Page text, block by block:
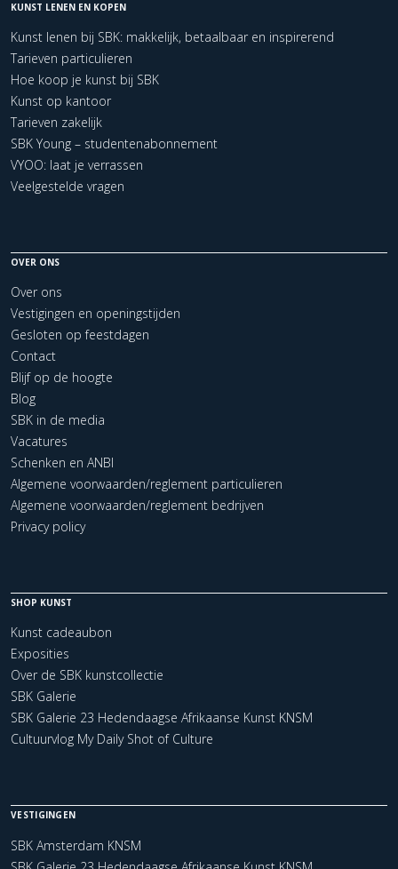
KUNST LENEN EN KOPEN
Kunst lenen bij SBK: makkelijk, betaalbaar en inspirerend
Tarieven particulieren
Hoe koop je kunst bij SBK
Kunst op kantoor
Tarieven zakelijk
SBK Young – studentenabonnement
VYOO: laat je verrassen
Veelgestelde vragen
OVER ONS
Over ons
Vestigingen en openingstijden
Gesloten op feestdagen
Contact
Blijf op de hoogte
Blog
SBK in de media
Vacatures
Schenken en ANBI
Algemene voorwaarden/reglement particulieren
Algemene voorwaarden/reglement bedrijven
Privacy policy
SHOP KUNST
Kunst cadeaubon
Exposities
Over de SBK kunstcollectie
SBK Galerie
SBK Galerie 23 Hedendaagse Afrikaanse Kunst KNSM
Cultuurvlog My Daily Shot of Culture
VESTIGINGEN
SBK Amsterdam KNSM